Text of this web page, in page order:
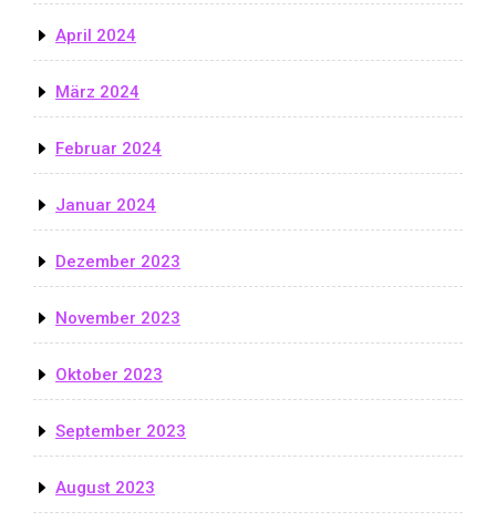
April 2024
März 2024
Februar 2024
Januar 2024
Dezember 2023
November 2023
Oktober 2023
September 2023
August 2023